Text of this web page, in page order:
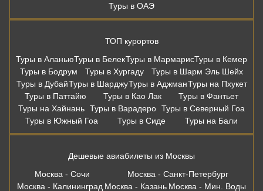
Туры в ОАЭ
ТОП курортов
Туры в АланьюТуры в БелекТуры в МармарисТуры в Кемер
Туры в Бодрум
Туры в Хургаду
Туры в Шарм Эль Шейх
Туры в ДубайТуры в ШарджуТуры в АджманТуры на Пхукет
Туры в Паттайю
Туры в Као Лак
Туры в Фантьет
Туры на Хайнань Туры в Варадеро Туры в Северный Гоа
Туры в Южный Гоа
Туры в Сиде Туры на Бали
Дешевые авиабилеты из Москвы
Москва - Сочи
Москва - Санкт-Петербург
Москва - Калининград Москва - Казань Москва - Мин. Воды